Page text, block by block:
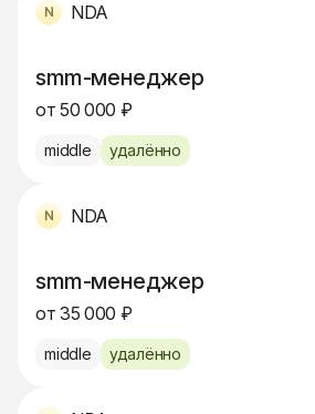
NDA
smm-менеджер
от 50 000 ₽
middle удалённо
NDA
smm-менеджер
от 35 000 ₽
middle удалённо